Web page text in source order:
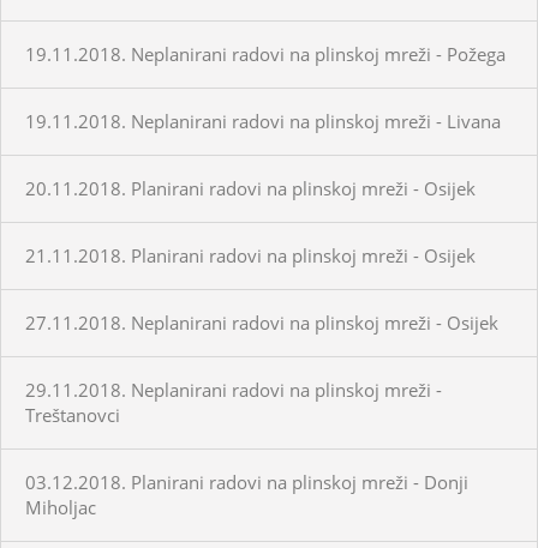
19.11.2018. Neplanirani radovi na plinskoj mreži - Požega
19.11.2018. Neplanirani radovi na plinskoj mreži - Livana
20.11.2018. Planirani radovi na plinskoj mreži - Osijek
21.11.2018. Planirani radovi na plinskoj mreži - Osijek
27.11.2018. Neplanirani radovi na plinskoj mreži - Osijek
29.11.2018. Neplanirani radovi na plinskoj mreži -
Treštanovci
03.12.2018. Planirani radovi na plinskoj mreži - Donji
Miholjac